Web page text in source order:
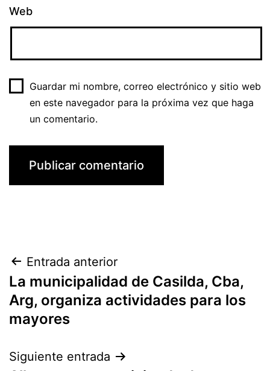
Web
Guardar mi nombre, correo electrónico y sitio web
en este navegador para la próxima vez que haga
un comentario.
Navegación
de
entradas
Entrada anterior
La municipalidad de Casilda, Cba,
Arg, organiza actividades para los
mayores
Siguiente entrada